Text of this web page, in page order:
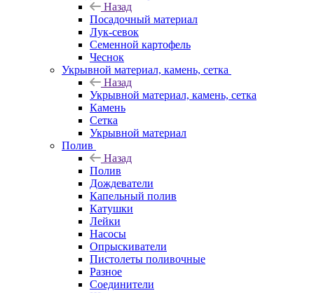
Назад
Посадочный материал
Лук-севок
Семенной картофель
Чеснок
Укрывной материал, камень, сетка
Назад
Укрывной материал, камень, сетка
Камень
Сетка
Укрывной материал
Полив
Назад
Полив
Дождеватели
Капельный полив
Катушки
Лейки
Насосы
Опрыскиватели
Пистолеты поливочные
Разное
Соединители